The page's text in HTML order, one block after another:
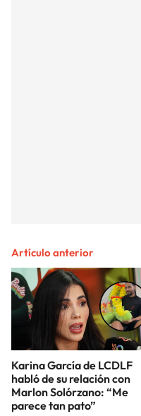
Artículo anterior
Karina García de LCDLF
habló de su relación con
Marlon Solórzano: “Me
parece tan pato”